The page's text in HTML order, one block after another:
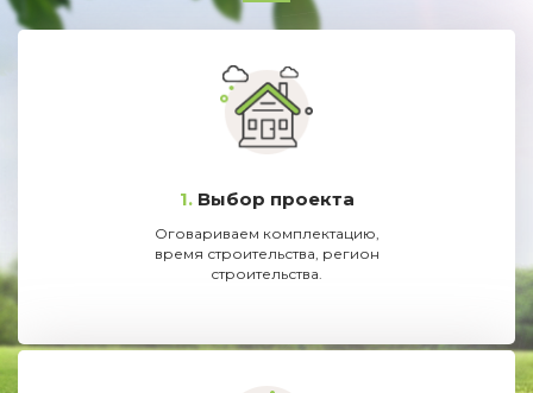
1. Выбор проекта
Оговариваем комплектацию,
время строительства, регион
строительства.